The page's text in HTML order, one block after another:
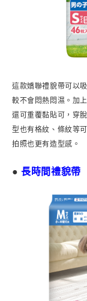
這款嬌聯禮貌帶可以
較不會悶熱悶濕。加
還可重覆黏貼可，穿
型也有格紋、條紋等
拍照也更有造型感。
●長時間禮貌帶